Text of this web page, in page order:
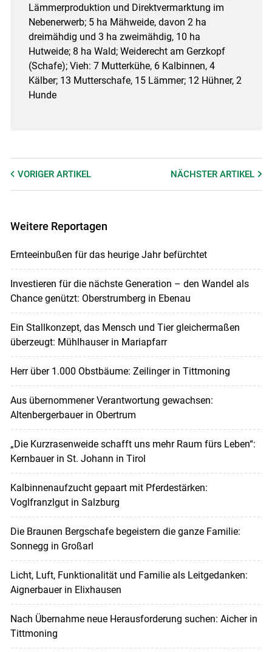
Lämmerproduktion und Direktvermarktung im
Nebenerwerb; 5 ha Mähweide, davon 2 ha
dreimähdig und 3 ha zweimähdig, 10 ha
Hutweide; 8 ha Wald; Weiderecht am Gerzkopf
(Schafe); Vieh: 7 Mutterkühe, 6 Kalbinnen, 4
Kälber; 13 Mutterschafe, 15 Lämmer; 12 Hühner, 2
Hunde
VORIGER ARTIKEL NÄCHSTERARTIKEL
Weitere Reportagen
Ernteeinbußen für das heurige Jahr befürchtet
Investieren für die nächste Generation – den Wandel als
Chance genützt: Oberstrumberg in Ebenau
Ein Stallkonzept, das Mensch und Tier gleichermaßen
überzeugt: Mühlhauser in Mariapfarr
Herr über 1.000 Obstbäume: Zeilinger in Tittmoning
Aus übernommener Verantwortung gewachsen:
Altenbergerbauer in Obertrum
„Die Kurzrasenweide schafft uns mehr Raum fürs Leben“:
Kernbauer in St. Johann in Tirol
Kalbinnenaufzucht gepaart mit Pferdestärken:
Voglfranzlgut in Salzburg
Die Braunen Bergschafe begeistern die ganze Familie:
Sonnegg in Großarl
Licht, Luft, Funktionalität und Familie als Leitgedanken:
Aignerbauer in Elixhausen
Nach Übernahme neue Herausforderung suchen: Aicher in
Tittmoning